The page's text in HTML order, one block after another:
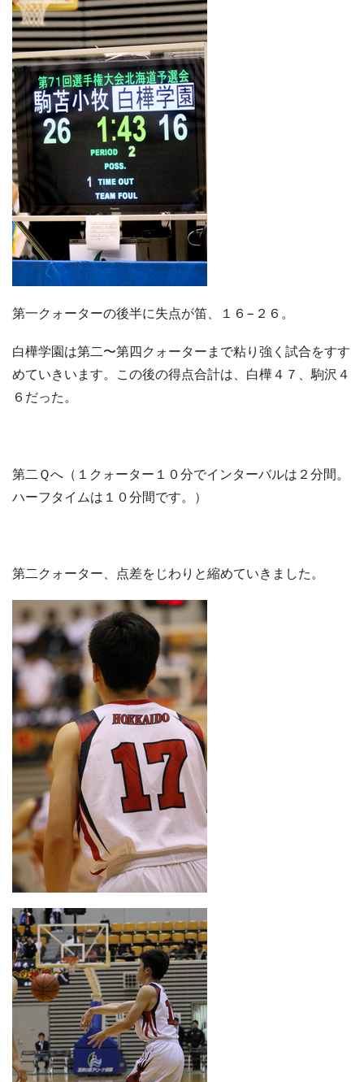
第一クォーターの後半に失点が笛、１６−２６。
白樺学園は第二〜第四クォーターまで粘り強く試合をすす
めていきいます。この後の得点合計は、白樺４７、駒沢４
６だった。
第二Ｑへ（１クォーター１０分でインターバルは２分間。
ハーフタイムは１０分間です。）
第二クォーター、点差をじわりと縮めていきました。